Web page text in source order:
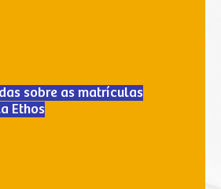
sobre as matrículas
Ethos